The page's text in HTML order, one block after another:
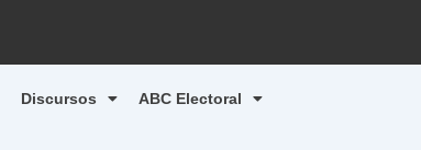
Discursos ABC Electoral